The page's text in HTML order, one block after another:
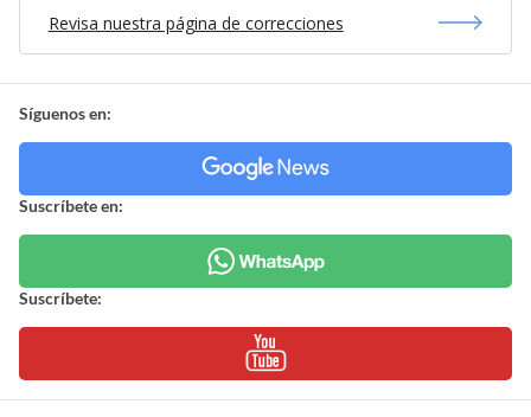
Revisa nuestra página de correcciones
Síguenos en:
Suscríbete en:
Suscríbete: